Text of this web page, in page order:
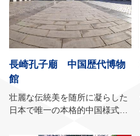
長崎孔子廟 中国歴代博物
館
壮麗な伝統美を随所に凝らした
日本で唯一の本格的中国様式の